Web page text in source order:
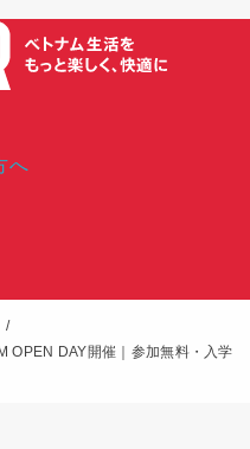
へ
OPEN DAY開催｜参加無料・入学